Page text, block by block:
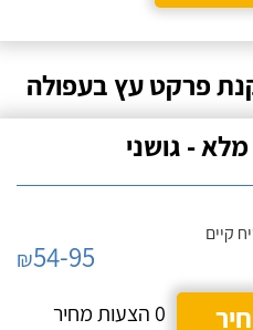
פרקט עץ בעפולה
- גושני
קיים
₪54-95
0 הצעות מחיר